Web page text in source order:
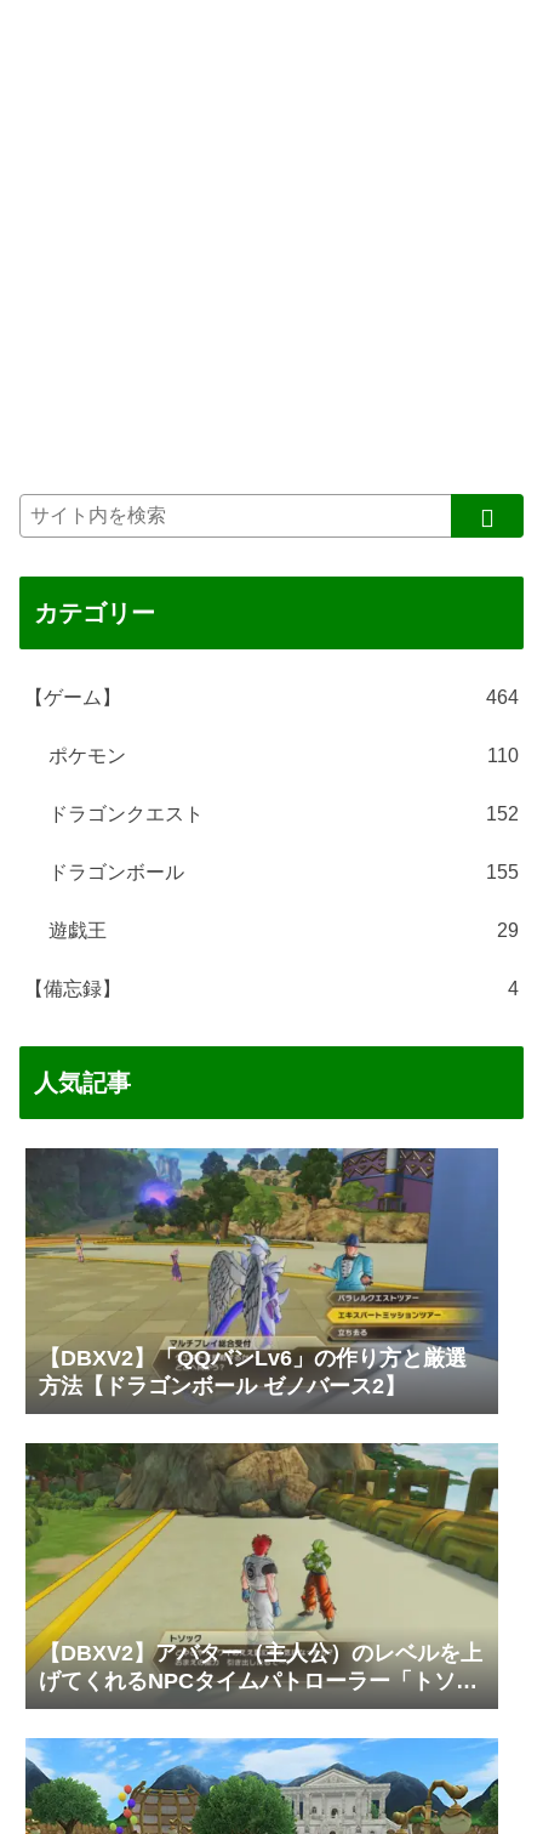
カテゴリー
【ゲーム】 464
ポケモン 110
ドラゴンクエスト 152
ドラゴンボール 155
遊戯王 29
【備忘録】 4
人気記事
【DBXV2】「QQバンLv6」の作り方と厳選
方法【ドラゴンボール ゼノバース2】
【DBXV2】アバター（主人公）のレベルを上
げてくれるNPCタイムパトローラー「トソッ
ク」の居場所と必要なゼニーやTPメダルの枚
数【ドラゴンボール ゼノバース2】